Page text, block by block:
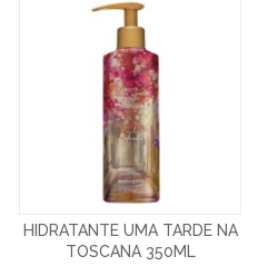
HIDRATANTE UMA TARDE NA
TOSCANA 350ML